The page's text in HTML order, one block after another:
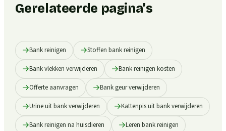
Gerelateerde pagina’s
Bank reinigen Stoffen bank reinigen
Bank vlekken verwijderen Bank reinigen kosten
Offerte aanvragen Bank geur verwijderen
Urine uit bank verwijderen Kattenpis uit bank verwijderen
Bank reinigen na huisdieren Leren bank reinigen